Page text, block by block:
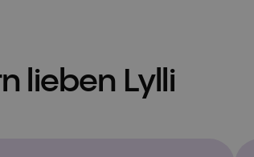
lieben Lylli